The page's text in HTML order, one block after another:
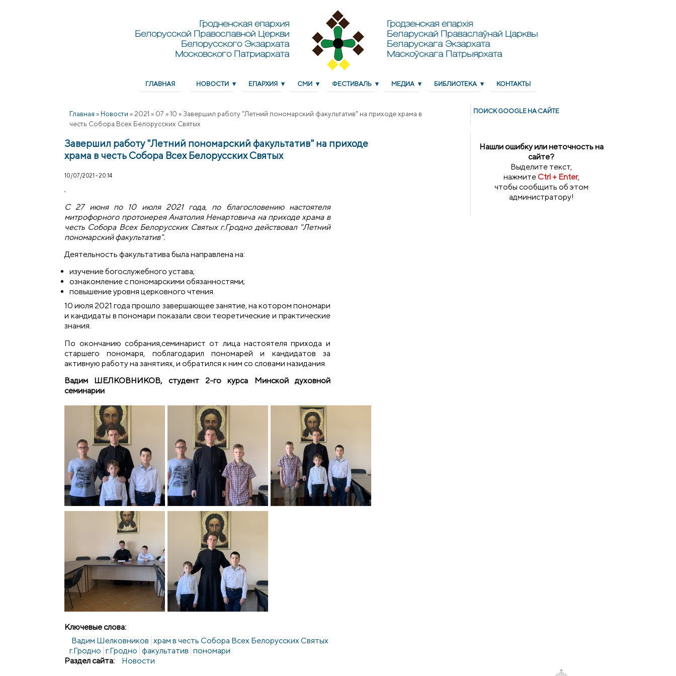
Гродненская епархия
Белорусской Православной Церкви
Белорусского Экзархата
Московского Патриархата
Гродзенская епархія
Беларускай Праваслаўнай Царквы
Беларускага Экзархата
Маскоўскага Патрыярхата
ГЛАВНАЯ НОВОСТИ ЕПАРХИЯ СМИ ФЕСТИВАЛЬ МЕДИА БИБЛИОТЕКА КОНТАКТЫ
Главная » Новости » 2021 » 07 » 10 » Завершил работу "Летний пономарский факультатив" на приходе храма в
честь Собора Всех Белорусских Святых
Завершил работу "Летний пономарский факультатив" на приходе
храма в честь Собора Всех Белорусских Святых
10/07/2021 - 20:14
С 27 июня по 10 июля 2021 года, по благословению настоятеля
митрофорного протоиерея Анатолия Ненартовича на приходе храма в
честь Собора Всех Белорусских Святых г.Гродно действовал "Летний
пономарский факультатив".
Деятельность факультатива была направлена на:
изучение богослужебного устава;
ознакомление с пономарскими обязанностями;
повышение уровня церковного чтения.
10 июля 2021 года прошло завершающее занятие, на котором пономари
и кандидаты в пономари показали свои теоретические и практические
знания.
По окончанию собрания,семинарист от лица настоятеля прихода и
старшего пономаря, поблагодарил пономарей и кандидатов за
активную работу на занятиях, и обратился к ним со словами назидания.
Вадим ШЕЛКОВНИКОВ, студент 2-го курса Минской духовной
семинарии
Ключевые слова:
Вадим Шелковников храм в честь Собора Всех Белорусских Святых
г.Гродно г.Гродно факультатив пономари
Раздел сайта:
Новости
ПОИСК GOОGLE НА САЙТЕ
Нашли ошибку или неточность на
сайте?
Выделите текст,
нажмитеCtrl + Enter,
чтобы сообщить об этом
администратору!